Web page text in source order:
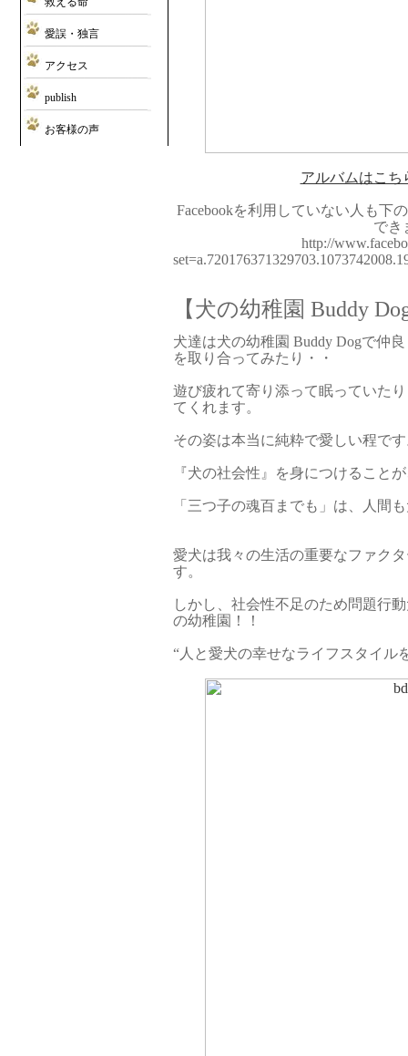
愛誤・独言
アクセス
publish
お客様の声
アルバムはこち
Facebookを利用していない人も下
でき
http://
【犬の幼稚園 Buddy
犬達は犬の幼稚園 Buddy Dogで仲
を取り合ってみたり・・
遊び疲れて寄り添って眠っていた
てくれます。
その姿は本当に純粋で愛しい程で
『犬の社会性』を身につけること
「三つ子の魂百までも」は、人間
愛犬は我々の生活の重要なファク
す。
しかし、社会性不足のため問題行
の幼稚園！！
“人と愛犬の幸せなライフスタイ